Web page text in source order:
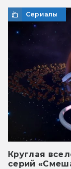
Сериалы
Круглая
серий